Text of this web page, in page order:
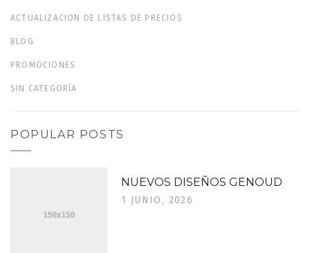
ACTUALIZACION DE LISTAS DE PRECIOS
BLOG
PROMOCIONES
SIN CATEGORÍA
POPULAR POSTS
NUEVOS DISEÑOS GENOUD
1 JUNIO, 2026